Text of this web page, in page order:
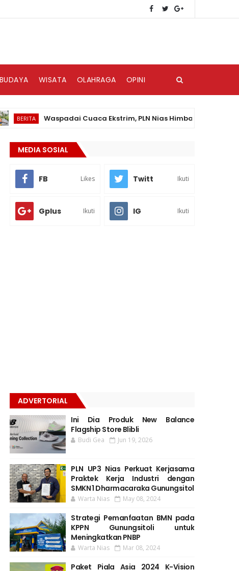
BUDAYA WISATA OLAHRAGA OPINI
Waspadai Cuaca Ekstrim, PLN Nias Himbau Masyarakat
MEDIA SOSIAL
FB Likes Twitt Ikuti
Gplus Ikuti IG Ikuti
ADVERTORIAL
Ini Dia Produk New Balance
Flagship Store Blibli
Budi Gea Jun 19, 2026
PLN UP3 Nias Perkuat Kerjasama
Praktek Kerja Industri dengan
SMKN 1 Dharmacaraka Gunungsitol
Warta Nias May 08, 2024
Strategi Pemanfaatan BMN pada
KPPN Gunungsitoli untuk
Meningkatkan PNBP
Warta Nias Mar 08, 2024
Paket Piala Asia 2024 K-Vision